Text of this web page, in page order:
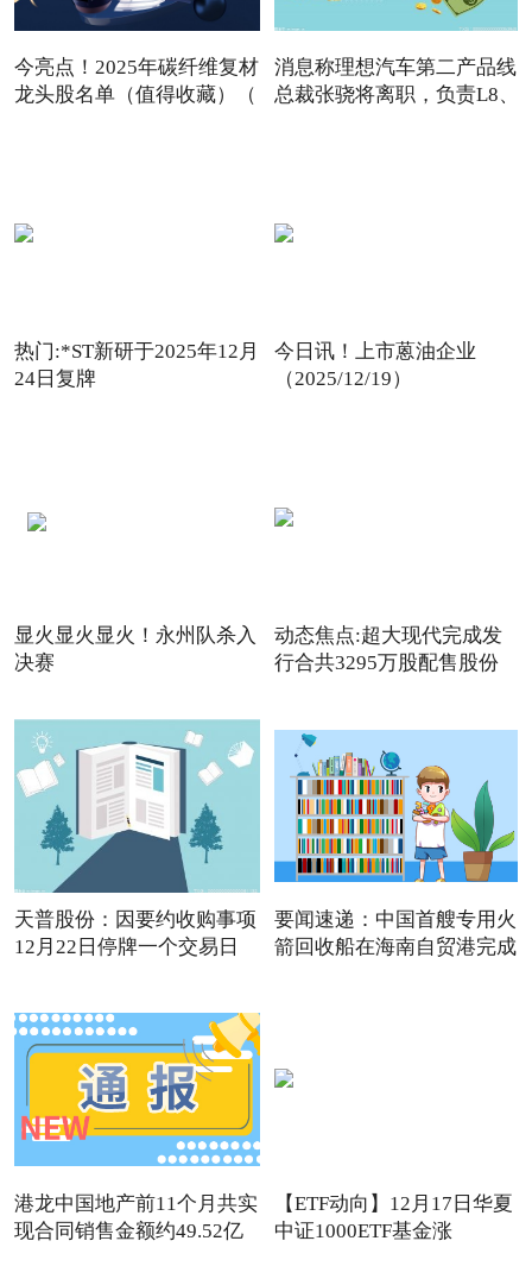
今亮点！2025年碳纤维复材
龙头股名单（值得收藏）（
消息称理想汽车第二产品线
总裁张骁将离职，负责L8、
热门:*ST新研于2025年12月
24日复牌
今日讯！上市蒽油企业
（2025/12/19）
显火显火显火！永州队杀入
决赛
动态焦点:超大现代完成发
行合共3295万股配售股份
天普股份：因要约收购事项
12月22日停牌一个交易日
要闻速递：中国首艘专用火
箭回收船在海南自贸港完成
港龙中国地产前11个月共实
现合同销售金额约49.52亿
【ETF动向】12月17日华夏
中证1000ETF基金涨